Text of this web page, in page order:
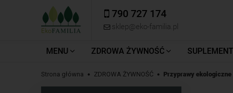
790 727 174
sklep@eko-familia.pl
MENU ZDROWA ŻYWNOŚĆ
Strona główna ZDROWA ŻYWNOŚĆ Przyprawy ekologiczne